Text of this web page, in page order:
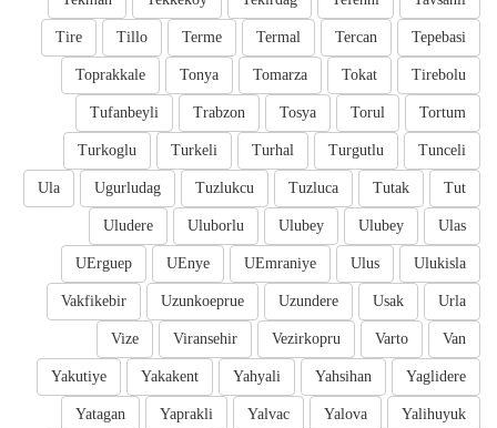
Tepebasi
Tercan
Termal
Terme
Tillo
Tire
Tirebolu
Tokat
Tomarza
Tonya
Toprakkale
Tortum
Torul
Tosya
Trabzon
Tufanbeyli
Tunceli
Turgutlu
Turhal
Turkeli
Turkoglu
Tut
Tutak
Tuzluca
Tuzlukcu
Ugurludag
Ula
Ulas
Ulubey
Ulubey
Uluborlu
Uludere
Ulukisla
Ulus
UEmraniye
UEnye
UErguep
Urla
Usak
Uzundere
Uzunkoeprue
Vakfikebir
Van
Varto
Vezirkopru
Viransehir
Vize
Yaglidere
Yahsihan
Yahyali
Yakakent
Yakutiye
Yalihuyuk
Yalova
Yalvac
Yaprakli
Yatagan